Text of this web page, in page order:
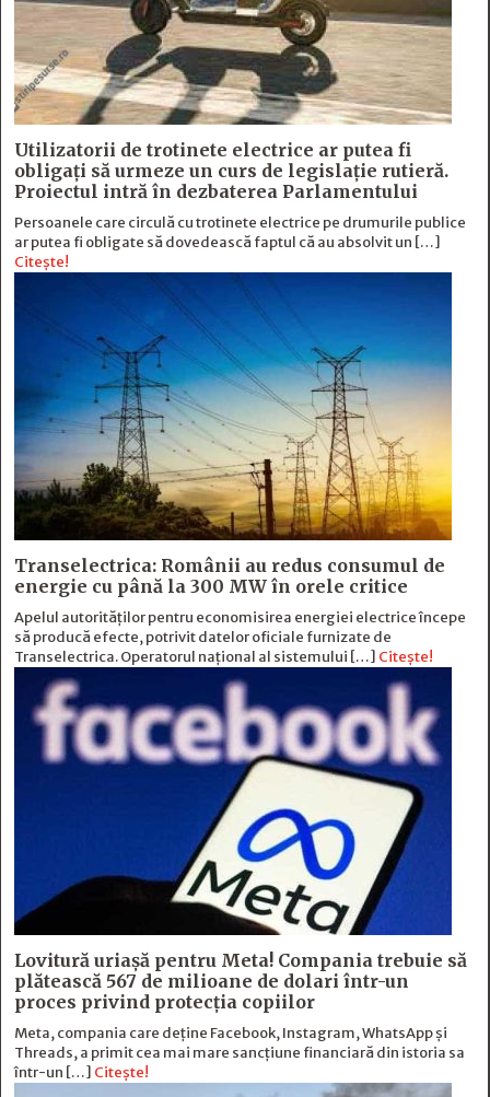
Utilizatorii de trotinete electrice ar putea fi
obligați să urmeze un curs de legislație rutieră.
Proiectul intră în dezbaterea Parlamentului
Persoanele care circulă cu trotinete electrice pe drumurile publice
ar putea fi obligate să dovedească faptul că au absolvit un […]
Citește!
Transelectrica: Românii au redus consumul de
energie cu până la 300 MW în orele critice
Apelul autorităților pentru economisirea energiei electrice începe
să producă efecte, potrivit datelor oficiale furnizate de
Transelectrica. Operatorul național al sistemului […] Citește!
Lovitură uriașă pentru Meta! Compania trebuie să
plătească 567 de milioane de dolari într-un
proces privind protecția copiilor
Meta, compania care deține Facebook, Instagram, WhatsApp și
Threads, a primit cea mai mare sancțiune financiară din istoria sa
într-un […] Citește!